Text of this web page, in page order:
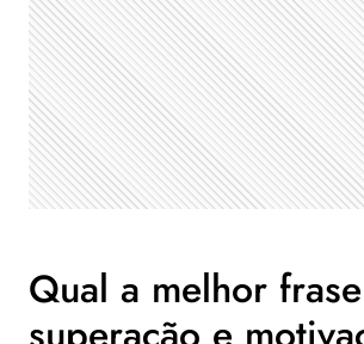
Qual a melhor